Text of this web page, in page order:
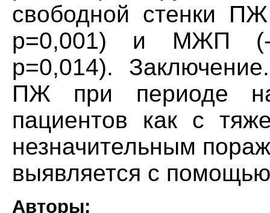
свободной стенки
р=0,001) и МЖП (-
р=0,014).
ПЖ при периоде
пациентов как с
незначительным
выявляется с
Авторы: